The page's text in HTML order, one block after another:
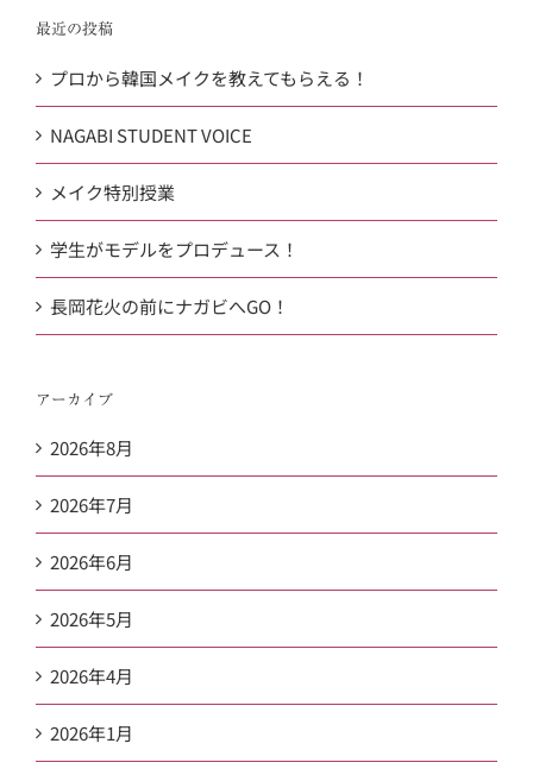
最近の投稿
プロから韓国メイクを教えてもらえる！
NAGABI STUDENT VOICE
メイク特別授業
学生がモデルをプロデュース！
長岡花火の前にナガビへGO！
アーカイブ
2026年8月
2026年7月
2026年6月
2026年5月
2026年4月
2026年1月